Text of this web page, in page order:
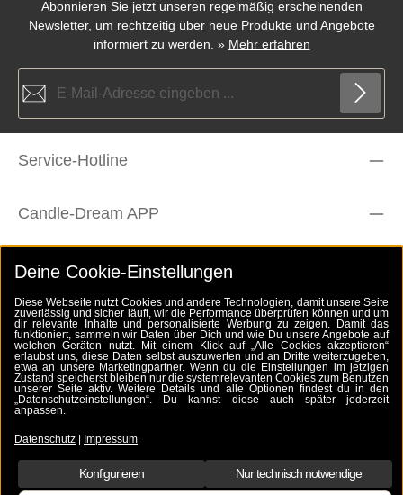
Abonnieren Sie jetzt unseren regelmäßig erscheinenden
Newsletter, um rechtzeitig über neue Produkte und Angebote
informiert zu werden. » Mehr erfahren
Datenschutz
Ich habe dieDatenschutzbestimmungen
Service-Hotline
Candle-Dream APP
Rechtliches
Zahlungsarten
Folge uns
Alle Preise inkl. gesetzl. Mehrwertsteuer zzgl.Versandkosten
Deine Cookie-Einstellungen
Diese Webseite nutzt Cookies und andere Technologien, damit unsere Seite
zuverlässig und sicher läuft, wir die Performance überprüfen können und um
dir relevante Inhalte und personalisierte Werbung zu zeigen. Damit das
funktioniert, sammeln wir Daten über Dich und wie Du unsere Angebote auf
welchen Geräten nutzt. Mit einem Klick auf „Alle Cookies akzeptieren“
erlaubst uns, diese Daten selbst auszuwerten und an Dritte weiterzugeben,
etwa an unsere Marketingpartner. Wenn du die Einstellungen im jetzigen
Zustand speicherst bleiben nur die systemrelevanten Cookies zum Benutzen
unserer Seite aktiv. Weitere Details und alle Optionen findest du in den
„Datenschutzeinstellungen“. Du kannst diese auch später jederzeit
anpassen.
Datenschutz Impressum
Nur technisch notwendige
Konfigurieren